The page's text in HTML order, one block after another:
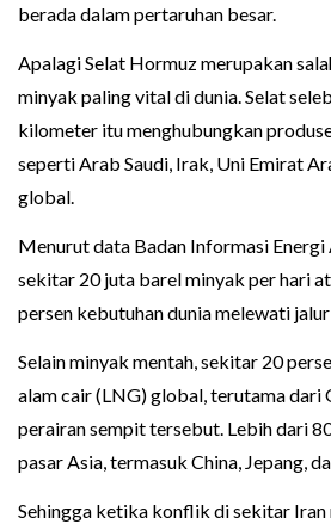
berada dalam pertaruhan besar.
Apalagi Selat Hormuz merupakan
minyak paling vital di dunia. Selat
kilometer itu menghubungkan
seperti Arab Saudi, Irak, Uni Emirat
global.
Menurut data Badan Informasi
sekitar 20 juta barel minyak per hari
persen kebutuhan dunia melewati
Selain minyak mentah, sekitar 20
alam cair (LNG) global, terutama dari
perairan sempit tersebut. Lebih dari
pasar Asia, termasuk China, Jepang,
Sehingga ketika konflik di sekitar